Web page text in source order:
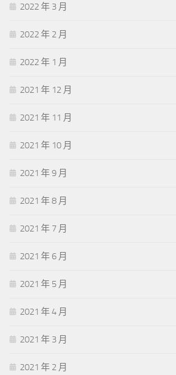
2022 年 3 月
2022 年 2 月
2022 年 1 月
2021 年 12 月
2021 年 11 月
2021 年 10 月
2021 年 9 月
2021 年 8 月
2021 年 7 月
2021 年 6 月
2021 年 5 月
2021 年 4 月
2021 年 3 月
2021 年 2 月